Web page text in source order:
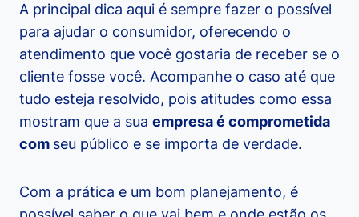
A principal dica aqui é sempre fazer o possível
para ajudar o consumidor, oferecendo o
atendimento que você gostaria de receber se o
cliente fosse você. Acompanhe o caso até que
tudo esteja resolvido, pois atitudes como essa
mostram que a sua empresa é comprometida
com seu público e se importa de verdade.
Com a prática e um bom planejamento, é